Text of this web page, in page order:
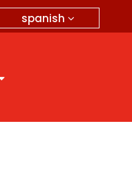
spanish